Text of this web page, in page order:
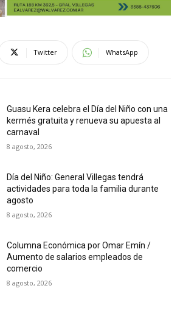
Twitter WhatsApp
Guasu Kera celebra el Día del Niño con una
kermés gratuita y renueva su apuesta al
carnaval
8 agosto, 2026
Día del Niño: General Villegas tendrá
actividades para toda la familia durante
agosto
8 agosto, 2026
Columna Económica por Omar Emín /
Aumento de salarios empleados de
comercio
8 agosto, 2026